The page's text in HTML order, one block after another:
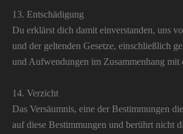
13. Entschädigung
Du erklärst dich damit einverstanden, uns
und der geltenden Gesetze, einschließlich
und Aufwendungen im Zusammenhang mit
14. Verzicht
Das Versäumnis, eine der Bestimmungen
auf diese Bestimmungen und berührt nicht